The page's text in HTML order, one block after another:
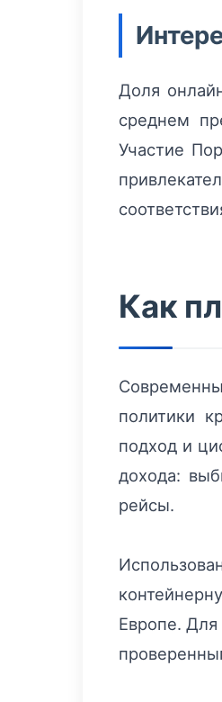
Доля
среднем
Участие
Как
политики
подход и
дохода:
рейсы.
Европе. Для